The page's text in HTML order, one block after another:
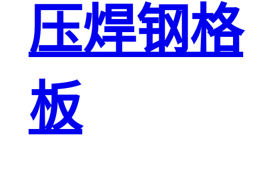
压焊钢格
板